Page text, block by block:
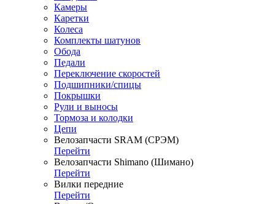
Камеры
Каретки
Колеса
Комплекты шатунов
Обода
Педали
Переключение скоростей
Подшипники/спицы
Покрышки
Рули и выносы
Тормоза и колодки
Цепи
Велозапчасти SRAM (СРЭМ)
Перейти
Велозапчасти Shimano (Шимано)
Перейти
Вилки передние
Перейти